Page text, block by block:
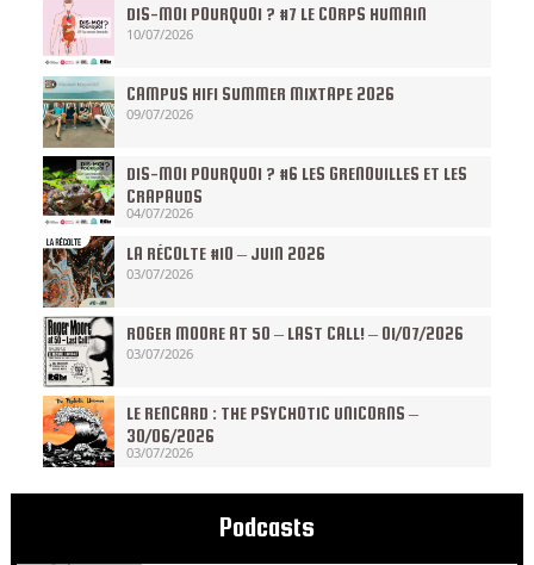
DIS-MOI POURQUOI ? #7 LE CORPS HUMAIN
10/07/2026
CAMPUS HIFI SUMMER MIXTAPE 2026
09/07/2026
DIS-MOI POURQUOI ? #6 LES GRENOUILLES ET LES
CRAPAUDS
04/07/2026
LA RÉCOLTE #10 – JUIN 2026
03/07/2026
ROGER MOORE AT 50 – LAST CALL! – 01/07/2026
03/07/2026
LE RENCARD : THE PSYCHOTIC UNICORNS –
30/06/2026
03/07/2026
Podcasts